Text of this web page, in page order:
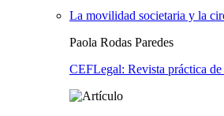
La movilidad societaria y la
Paola Rodas Paredes
CEFLegal: Revista práctica